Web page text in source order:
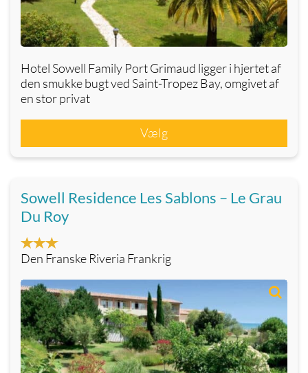
Hotel Sowell Family Port Grimaud ligger i hjertet af
den smukke bugt ved Saint-Tropez Bay, omgivet af
en stor privat
Vælg
Sowell Residence Les Sablons – Le Grau
Du Roy
Den Franske Riveria Frankrig